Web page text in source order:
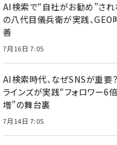
AI検索で“自社がお勧め”され
の八代目儀兵衛が実践、GEO
善
7月16日 7:05
AI検索時代、なぜSNSが重要
ラインズが実践“フォロワー6
増”の舞台裏
7月14日 7:05